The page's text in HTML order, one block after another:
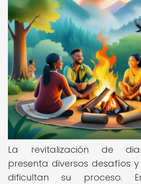
La revitalización de
presenta diversos desafíos
dificultan su proceso.